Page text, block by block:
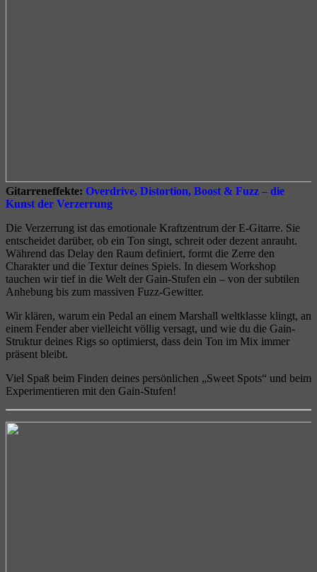
Gitarreneffekte: Overdrive, Distortion, Boost & Fuzz – die
Kunst der Verzerrung
Die Verzerrung ist das emotionale Kraftzentrum der E-Gitarre. Sie
entscheidet darüber, ob ein Ton singt, schreit oder dezent anrauht.
Während das Delay den Raum definiert, formt die Zerre den
Charakter und die Textur deines Spiels. In diesem Workshop
tauchen wir tief in die Welt der Gain-Stufen ein – von der subtilen
Anhebung bis zum massiven Fuzz-Gewitter.
Wir klären, warum ein Pedal an einem Marshall weltklasse klingt, an
einem Fender aber vielleicht völlig versagt, und wie du die Gain-
Struktur deines Rigs so optimierst, dass dein Ton im Mix immer
präsent bleibt.
Viel Spaß beim Finden deines persönlichen „Sweet Spots“ und beim
Experimentieren mit den Gain-Stufen!